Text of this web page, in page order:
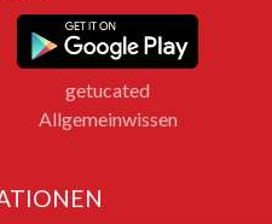
getucated
Allgemeinwissen